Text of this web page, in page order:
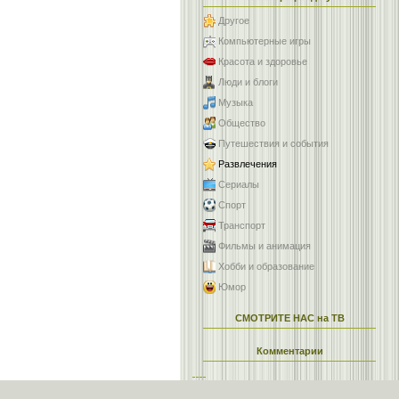
Другое
Компьютерные игры
Красота и здоровье
Люди и блоги
Музыка
Общество
Путешествия и события
Развлечения
Сериалы
Спорт
Транспорт
Фильмы и анимация
Хобби и образование
Юмор
СМОТРИТЕ НАС на ТВ
Комментарии